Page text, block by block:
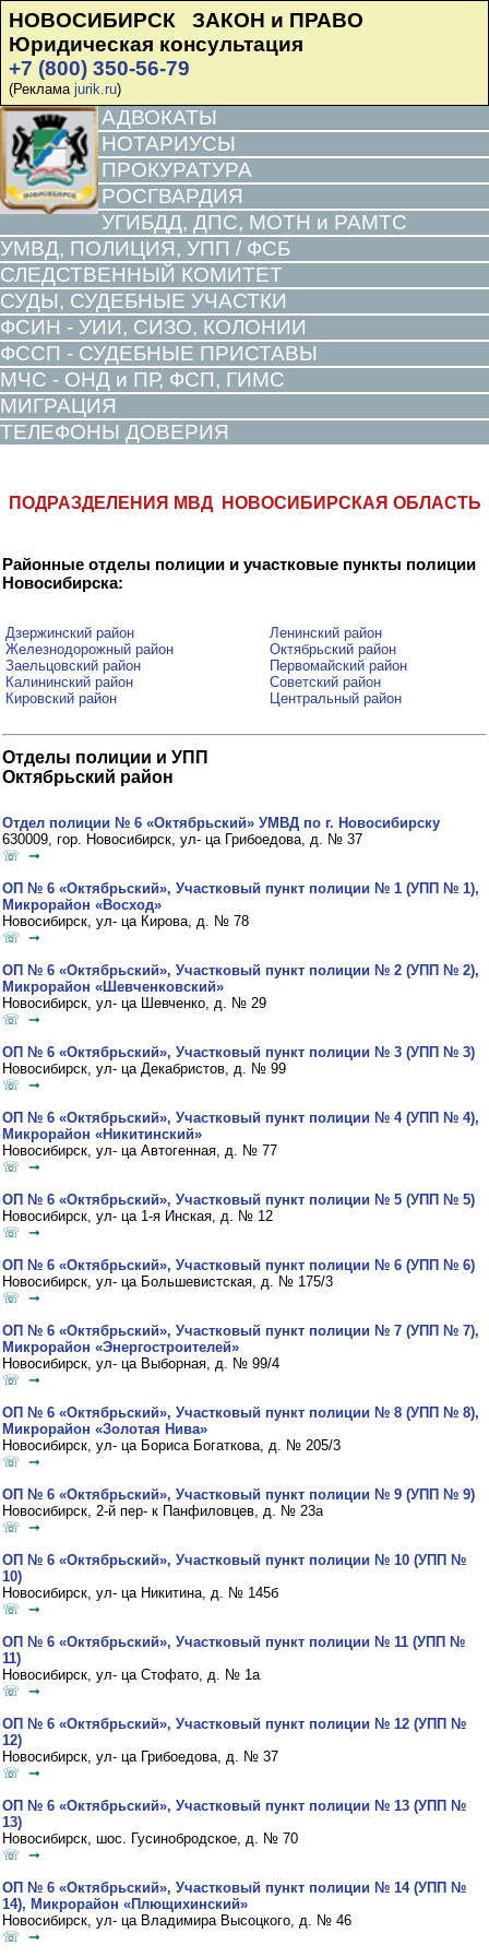
НОВОСИБИРСК ЗАКОН и ПРАВО
Юридическая консультация
+7 (800) 350-56-79
(Реклама jurik.ru)
АДВОКАТЫ
НОТАРИУСЫ
ПРОКУРАТУРА
РОСГВАРДИЯ
УГИБДД, ДПС, МОТН и РАМТС
УМВД, ПОЛИЦИЯ, УПП / ФСБ
СЛЕДСТВЕННЫЙ КОМИТЕТ
СУДЫ, СУДЕБНЫЕ УЧАСТКИ
ФСИН - УИИ, СИЗО, КОЛОНИИ
ФССП - СУДЕБНЫЕ ПРИСТАВЫ
МЧС - ОНД и ПР, ФСП, ГИМС
МИГРАЦИЯ
ТЕЛЕФОНЫ ДОВЕРИЯ
ПОДРАЗДЕЛЕНИЯ МВД НОВОСИБИРСКАЯ ОБЛАСТЬ
Районные отделы полиции и участковые пункты полиции
Новосибирска:
Дзержинский район
Железнодорожный район
Заельцовский район
Калининский район
Кировский район
Ленинский район
Октябрьский район
Первомайский район
Советский район
Центральный район
Отделы полиции и УПП
Октябрьский район
Отдел полиции № 6 «Октябрьский» УМВД по г. Новосибирску
630009, гор. Новосибирск, ул- ца Грибоедова, д. № 37
☏ ➞
ОП № 6 «Октябрьский», Участковый пункт полиции № 1 (УПП № 1),
Микрорайон «Восход»
Новосибирск, ул- ца Кирова, д. № 78
☏ ➞
ОП № 6 «Октябрьский», Участковый пункт полиции № 2 (УПП № 2),
Микрорайон «Шевченковский»
Новосибирск, ул- ца Шевченко, д. № 29
☏ ➞
ОП № 6 «Октябрьский», Участковый пункт полиции № 3 (УПП № 3)
Новосибирск, ул- ца Декабристов, д. № 99
☏ ➞
ОП № 6 «Октябрьский», Участковый пункт полиции № 4 (УПП № 4),
Микрорайон «Никитинский»
Новосибирск, ул- ца Автогенная, д. № 77
☏ ➞
ОП № 6 «Октябрьский», Участковый пункт полиции № 5 (УПП № 5)
Новосибирск, ул- ца 1-я Инская, д. № 12
☏ ➞
ОП № 6 «Октябрьский», Участковый пункт полиции № 6 (УПП № 6)
Новосибирск, ул- ца Большевистская, д. № 175/3
☏ ➞
ОП № 6 «Октябрьский», Участковый пункт полиции № 7 (УПП № 7),
Микрорайон «Энергостроителей»
Новосибирск, ул- ца Выборная, д. № 99/4
☏ ➞
ОП № 6 «Октябрьский», Участковый пункт полиции № 8 (УПП № 8),
Микрорайон «Золотая Нива»
Новосибирск, ул- ца Бориса Богаткова, д. № 205/3
☏ ➞
ОП № 6 «Октябрьский», Участковый пункт полиции № 9 (УПП № 9)
Новосибирск, 2-й пер- к Панфиловцев, д. № 23а
☏ ➞
ОП № 6 «Октябрьский», Участковый пункт полиции № 10 (УПП №
10)
Новосибирск, ул- ца Никитина, д. № 145б
☏ ➞
ОП № 6 «Октябрьский», Участковый пункт полиции № 11 (УПП №
11)
Новосибирск, ул- ца Стофато, д. № 1а
☏ ➞
ОП № 6 «Октябрьский», Участковый пункт полиции № 12 (УПП №
12)
Новосибирск, ул- ца Грибоедова, д. № 37
☏ ➞
ОП № 6 «Октябрьский», Участковый пункт полиции № 13 (УПП №
13)
Новосибирск, шос. Гусинобродское, д. № 70
☏ ➞
ОП № 6 «Октябрьский», Участковый пункт полиции № 14 (УПП №
14), Микрорайон «Плющихинский»
Новосибирск, ул- ца Владимира Высоцкого, д. № 46
☏ ➞